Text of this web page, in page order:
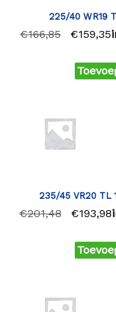
225/40 WR19
€166,85 €159,35
235/45 VR20 TL
€201,48 €193,98